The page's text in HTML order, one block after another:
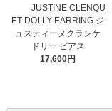
JUSTINE CLENQU
ET DOLLY EARRING ジ
ュスティーヌクランケ
ドリー ピアス
17,600円